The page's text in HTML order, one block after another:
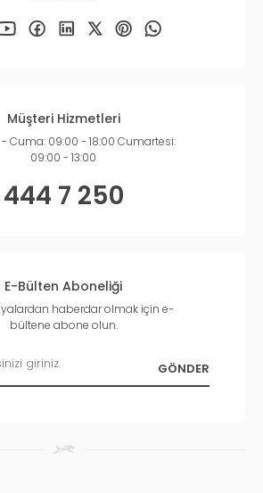
Müşteri Hizmetleri
- Cuma: 09:00 - 18:00 Cumartesi:
09:00 - 13:00
444 7 250
E-Bülten Aboneliği
haberdar olmak için e-
bültene abone olun.